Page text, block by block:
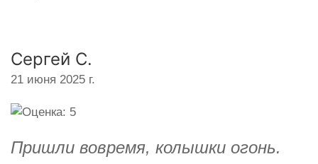
Сергей С.
21 июня 2025 г.
Пришли вовремя, колышки огонь.